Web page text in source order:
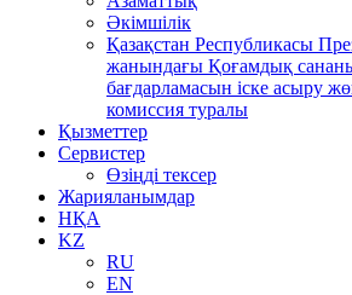
Әкімшілік
Қазақстан Республикасы
жанындағы Қоғамдық
бағдарламасын іске асыру
комиссия туралы
Қызметтер
Сервистер
Өзіңді тексер
Жарияланымдар
НҚА
KZ
RU
EN